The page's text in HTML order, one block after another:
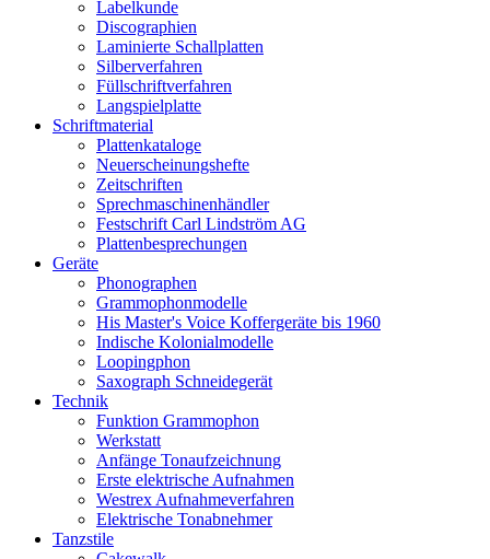
Labelkunde
Discographien
Laminierte Schallplatten
Silberverfahren
Füllschriftverfahren
Langspielplatte
Schriftmaterial
Plattenkataloge
Neuerscheinungshefte
Zeitschriften
Sprechmaschinenhändler
Festschrift Carl Lindström AG
Plattenbesprechungen
Geräte
Phonographen
Grammophonmodelle
His Master's Voice Koffergeräte bis 1960
Indische Kolonialmodelle
Loopingphon
Saxograph Schneidegerät
Technik
Funktion Grammophon
Werkstatt
Anfänge Tonaufzeichnung
Erste elektrische Aufnahmen
Westrex Aufnahmeverfahren
Elektrische Tonabnehmer
Tanzstile